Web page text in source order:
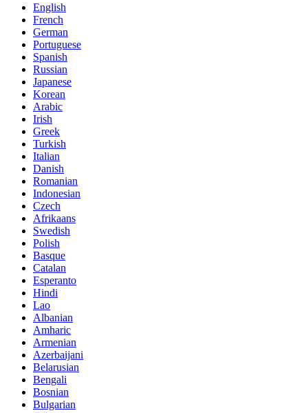
English
French
German
Portuguese
Spanish
Russian
Japanese
Korean
Arabic
Irish
Greek
Turkish
Italian
Danish
Romanian
Indonesian
Czech
Afrikaans
Swedish
Polish
Basque
Catalan
Esperanto
Hindi
Lao
Albanian
Amharic
Armenian
Azerbaijani
Belarusian
Bengali
Bosnian
Bulgarian